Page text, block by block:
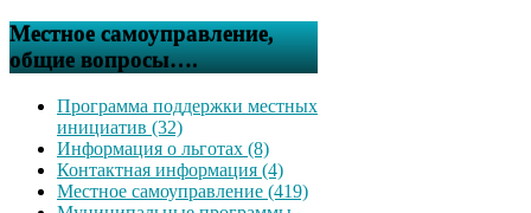
Местное самоуправление,
общие вопросы….
Программа поддержки местных
инициатив (32)
Информация о льготах (8)
Контактная информация (4)
Местное самоуправление (419)